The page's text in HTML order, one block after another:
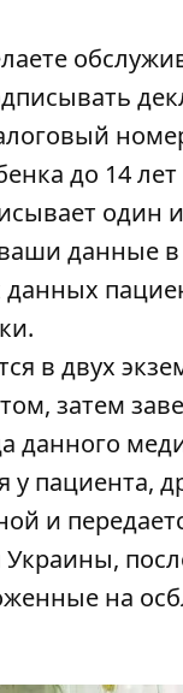
до 14
один
данные
в двух
затем
данного
у пациента,
и
на